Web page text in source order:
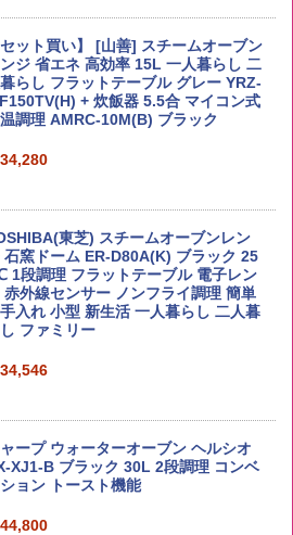
Amazon あきたこまちブレンド 無洗
5kg
3,396
庫処分価格】ももたろう印 無洗米 5
ハイボール 350ml×24本 サントリー ウ
キー ハイボール 缶
[ ウイスキー 日本 700ml ]【中元 ギ
プレゼント 贈り物に】
州 Story of the Distillery 2026 化粧箱
ップヌードル カップヌードルPRO シ
ードヌードル 高たんぱく&低糖質 さ
塩分控えめ 78g×12個
醤油豚骨 3食パック 130g×3食
セット買い】 [山善] スチームオーブン
ジ 省エネ 高効率 15L 一人暮らし 二
暮らし フラットテーブル グレー YRZ-
+ 炊飯器 5.5合 マイコン式
調理 AMRC-10M(B) ブラック
東芝) スチームオーブンレン
石窯ドーム ER-D80A(K) ブラック 25
1段調理 フラットテーブル 電子レン
赤外線センサー ノンフライ調理 簡単
入れ 小型 新生活 一人暮らし 二人暮
ファミリー
ープ ウォーターオーブン ヘルシオ
XJ1-B ブラック 30L 2段調理 コンベ
ョン トースト機能